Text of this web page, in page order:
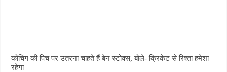
कोचिंग की पिच पर उतरना चाहते हैं बेन स्टोक्स, बोले- क्रिकेट से रिश्ता हमेशा
रहेगा